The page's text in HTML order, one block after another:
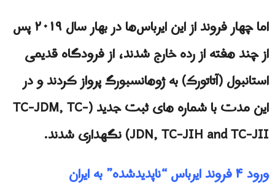
اما چهار فروند از این ایرباس‌ها در بهار سال ۲۰۱۹ پس
از چند هفته از رده خارج شدند، از فرودگاه قدیمی
استانبول (آتاتورک) به ژوهانسبورگ پرواز کردند و در
این مدت با شماره های ثبت جدید (TC-JDM, TC-
JDN, TC-JIH and TC-JII) نگهداری شدند.
ورود ۴ فروند ایرباس “ناپدیدشده” به ایران